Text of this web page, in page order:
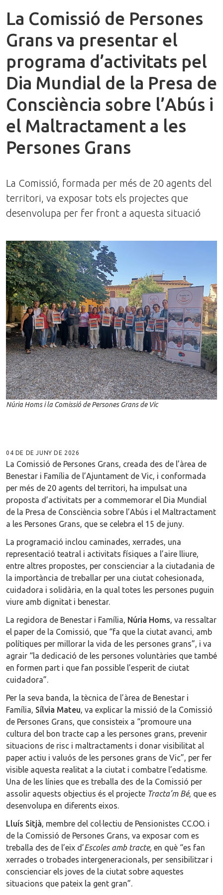
La Comissió de Persones
Grans va presentar el
programa d’activitats pel
Dia Mundial de la Presa de
Consciència sobre l’Abús i
el Maltractament a les
Persones Grans
La Comissió, formada per més de 20 agents del
territori, va exposar tots els projectes que
desenvolupa per fer front a aquesta situació
Núria Homs i la Comissió de Persones Grans de Vic
04 DE DE JUNY DE 2026
La Comissió de Persones Grans, creada des de l’àrea de
Benestar i Família de l’Ajuntament de Vic, i conformada
per més de 20 agents del territori, ha impulsat una
proposta d’activitats per a commemorar el Dia Mundial
de la Presa de Consciència sobre l’Abús i el Maltractament
a les Persones Grans, que se celebra el 15 de juny.
La programació inclou caminades, xerrades, una
representació teatral i activitats físiques a l’aire lliure,
entre altres propostes, per conscienciar a la ciutadania de
la importància de treballar per una ciutat cohesionada,
cuidadora i solidària, en la qual totes les persones puguin
viure amb dignitat i benestar.
La regidora de Benestar i Família, Núria Homs, va ressaltar
el paper de la Comissió, que “fa que la ciutat avanci, amb
polítiques per millorar la vida de les persones grans”, i va
agrair “la dedicació de les persones voluntàries que també
en formen part i que fan possible l’esperit de ciutat
cuidadora”.
Per la seva banda, la tècnica de l’àrea de Benestar i
Família, Sílvia Mateu, va explicar la missió de la Comissió
de Persones Grans, que consisteix a “promoure una
cultura del bon tracte cap a les persones grans, prevenir
situacions de risc i maltractaments i donar visibilitat al
paper actiu i valuós de les persones grans de Vic”, per fer
visible aquesta realitat a la ciutat i combatre l’edatisme.
Una de les línies que es treballa des de la Comissió per
assolir aquests objectius és el projecte Tracta’m Bé, que es
desenvolupa en diferents eixos.
Lluís Sitjà, membre del col·lectiu de Pensionistes CC.OO. i
de la Comissió de Persones Grans, va exposar com es
treballa des de l’eix d’Escoles amb tracte, en què “es fan
xerrades o trobades intergeneracionals, per sensibilitzar i
conscienciar els joves de la ciutat sobre aquestes
situacions que pateix la gent gran”.